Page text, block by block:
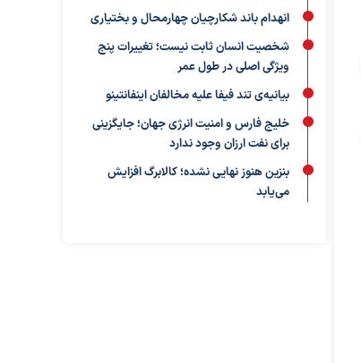
انهدام باند شکارچیان چهارمحال و بختیاری
شخصیت انسان ثابت نیست؛ تغییرات پنج
ویژگی اصلی در طول عمر
بیانیه‌ی تند فیفا علیه مخالفان اینفانتینو
خلیج فارس و امنیت انرژی جهان؛ جایگزینی
برای نفت ارزان وجود ندارد
بنزین هنوز نهایی نشده؛ کالابرگ افزایش
می‌یابد